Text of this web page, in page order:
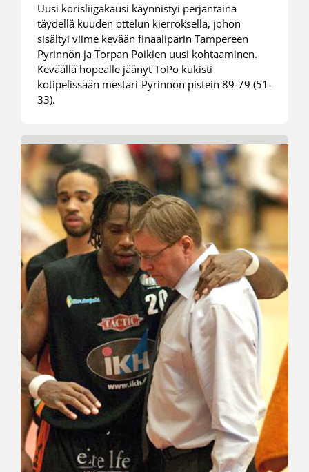
Uusi korisliigakausi käynnistyi perjantaina
täydellä kuuden ottelun kierroksella, johon
sisältyi viime kevään finaaliparin Tampereen
Pyrinnön ja Torpan Poikien uusi kohtaaminen.
Keväällä hopealle jäänyt ToPo kukisti
kotipelissään mestari-Pyrinnön pistein 89-79 (51-
33).